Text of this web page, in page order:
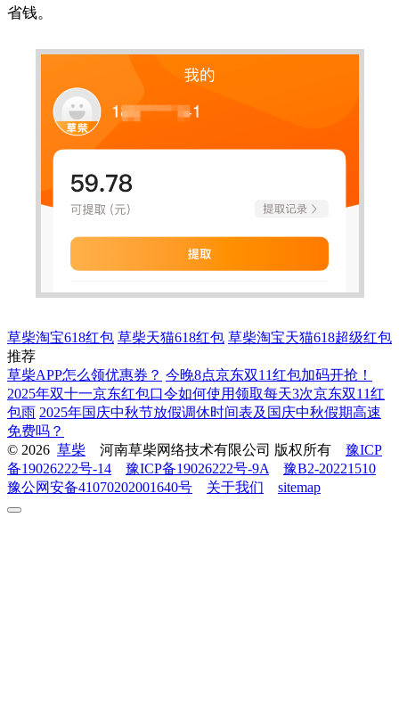
省钱。
草柴淘宝618红包 草柴天猫618红包 草柴淘宝天猫618超级红包
推荐
草柴APP怎么领优惠券？ 今晚8点京东双11红包加码开抢！
2025年双十一京东红包口令如何使用领取每天3次京东双11红
包雨 2025年国庆中秋节放假调休时间表及国庆中秋假期高速
免费吗？
© 2026 草柴 河南草柴网络技术有限公司 版权所有 豫ICP
备19026222号-14
豫ICP备19026222号-9A
豫B2-20221510
豫公网安备41070202001640号
关于我们 sitemap